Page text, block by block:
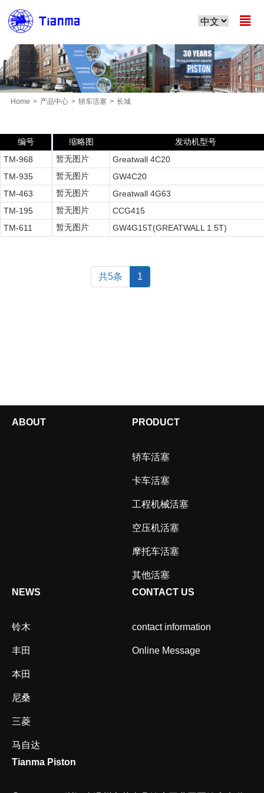

Home > 产品中心 > 轿车活塞 > 长城
编号 缩略图
发动机型号
TM-968
暂无图片
Greatwall 4C20
TM-935
暂无图片
GW4C20
TM-463
暂无图片
Greatwall 4G63
TM-195
暂无图片
CCG415
TM-611
暂无图片 GW4G15T(GREATWALL 1.5T)
共5条 1
ABOUT PRODUCT
轿车活塞
卡车活塞
工程机械活塞
空压机活塞
摩托车活塞
其他活塞
NEWS
铃木
丰田
本田
尼桑
三菱
马自达
CONTACT US
contact information
Online Message
Tianma Piston